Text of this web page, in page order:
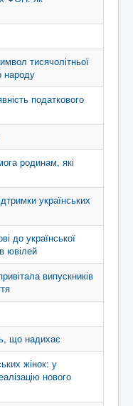
тисячолітньої
народу
податкового
родинам, які
українських
до української
ювілей
випускників
що надихає
жінок: у
нового